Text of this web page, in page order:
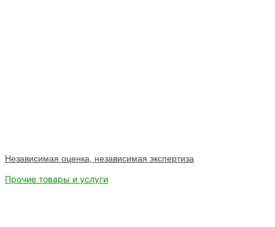
Независимая оценка, независимая экспертиза
Прочие товары и услуги